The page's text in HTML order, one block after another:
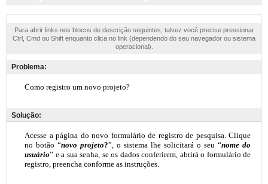
Para abrir links nos blocos de descrição seguintes, talvez você precise pressionar
Ctrl, Cmd ou Shift enquanto clica no link (dependendo do seu navegador ou sistema
operacional).
Problema:
Solução: